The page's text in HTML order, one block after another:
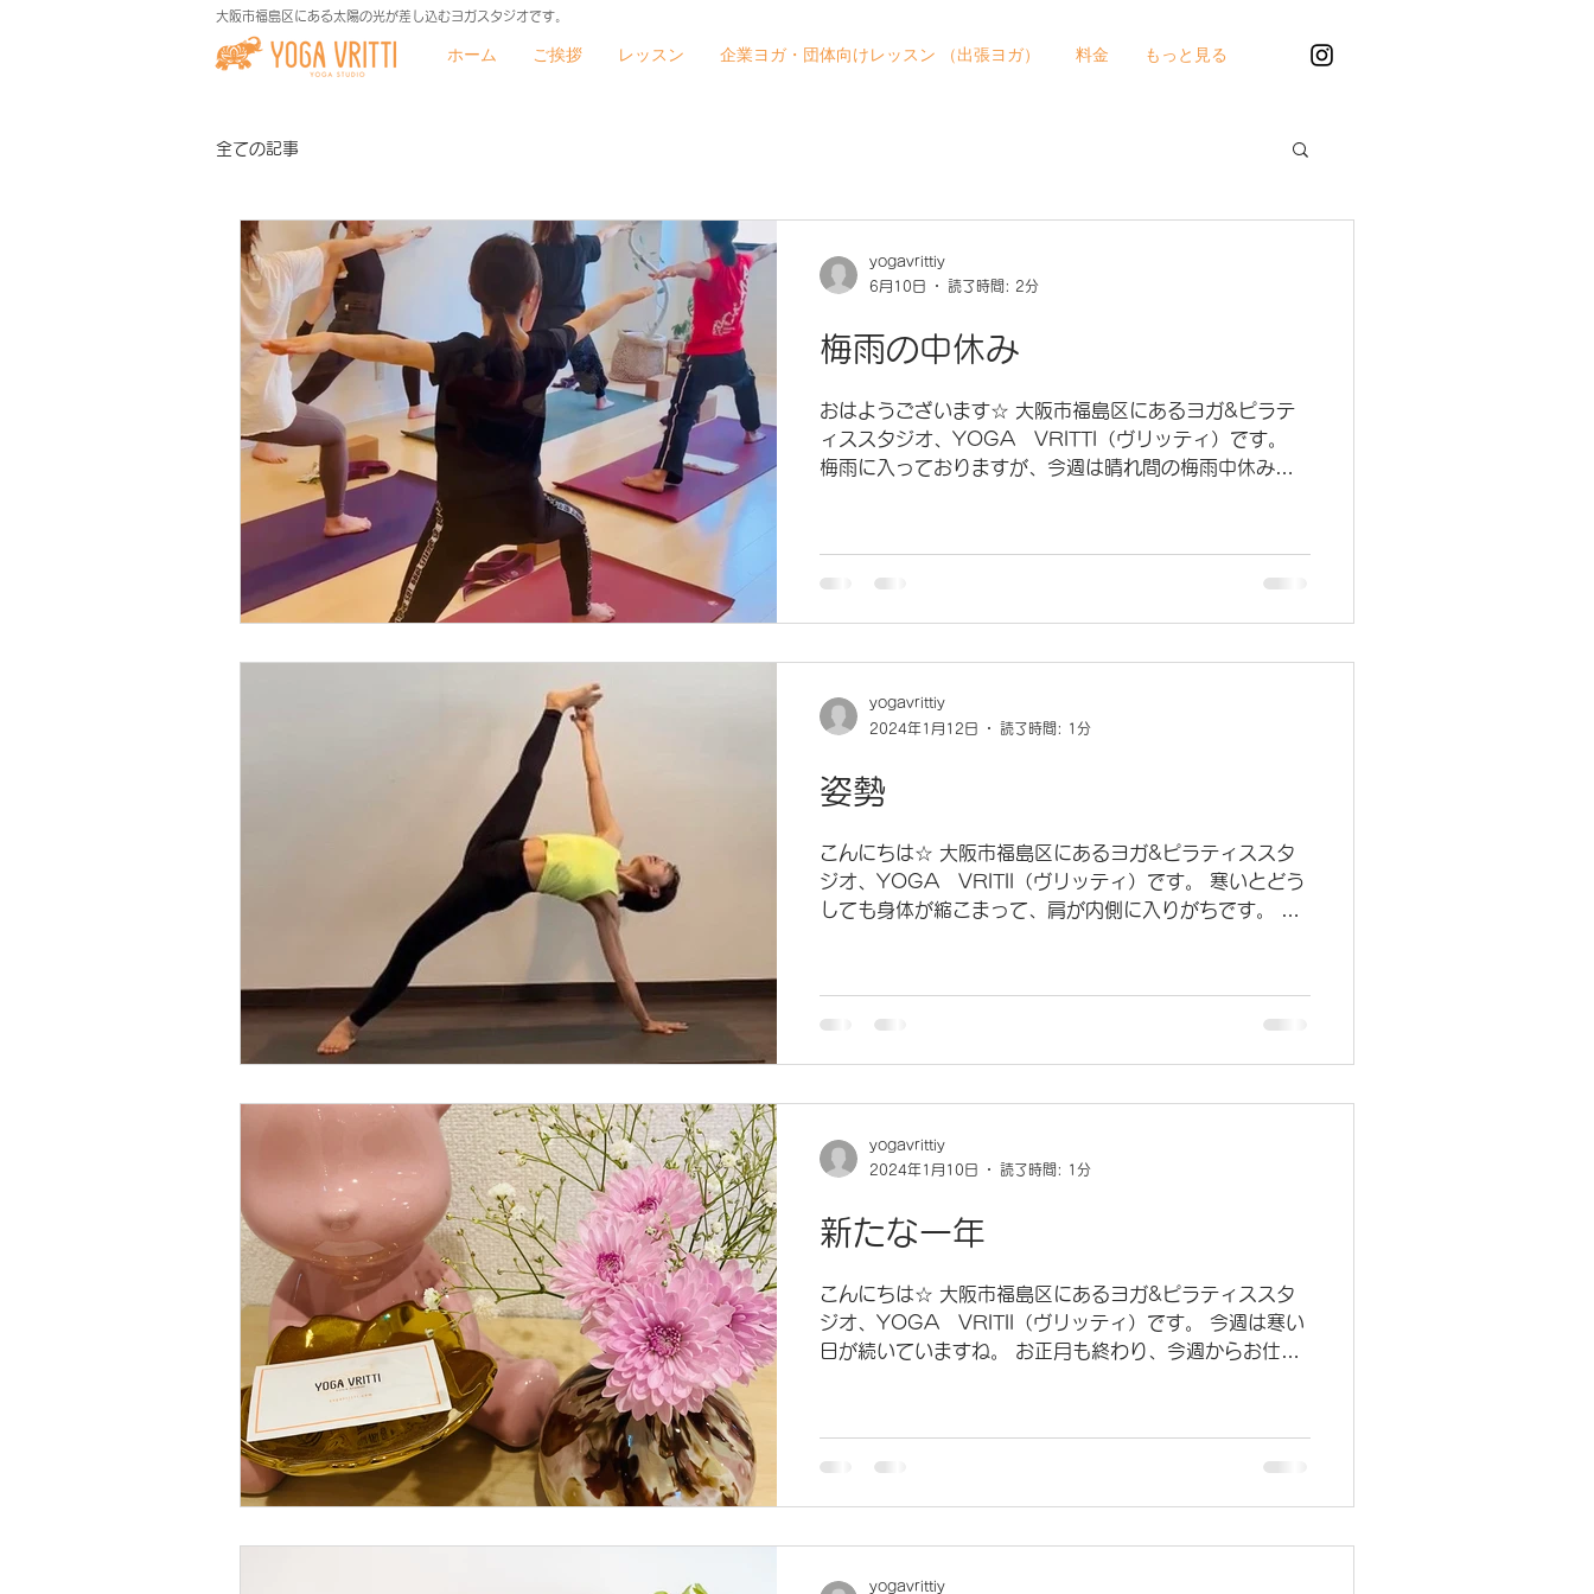
大阪市福島区にある太陽の光が差し込むヨガスタジオです。
ホーム ご挨拶 レッスン 企業ヨガ・団体向けレッスン （出張ヨガ） 料金 もっと見る
全ての記事
梅雨の中休み
おはようございます☆ 大阪市福島区にあるヨガ&ピラテ
ィススタジオ、YOGA VRITTI（ヴリッティ）です。
梅雨に入っておりますが、今週は晴れ間の梅雨中休みだ
で、体調不良にならないように気を付けましょう。 毎年
暑い夏がやってくるので、 暑くなる前に身体を動かし
身の身体を見直せる時間を作ることができますので、 是
非YOGA VRITTIでご自身の為だけの時間を過ごしに来
てください☆ 本日も YOGA VRITTIで 皆様のご来店お待
〜ヨガ＆ピラティススタジオ〜 大阪市福島区福島8-17-1
BLD'S H2O 401 ※体験レッスン2回3300円✨ ご予約は
https://www.yogavritti.com/ Instag
yogavrittiy
6月10日
読了時間: 2分
姿勢
こんにちは☆ 大阪市福島区にあるヨガ&ピラティススタ
ジオ、YOGA VRITII（ヴリッティ）です。 寒いとどう
しても身体が縮こまって、肩が内側に入りがちです。 姿
yogavrittiy
2024年1月12日
読了時間: 1分
新たな一年
こんにちは☆ 大阪市福島区にあるヨガ&ピラティススタ
ジオ、YOGA VRITII（ヴリッティ）です。 今週は寒い
日が続いていますね。 お正月も終わり、今週からお仕事
yogavrittiy
2024年1月10日
読了時間: 1分
yogavrittiy